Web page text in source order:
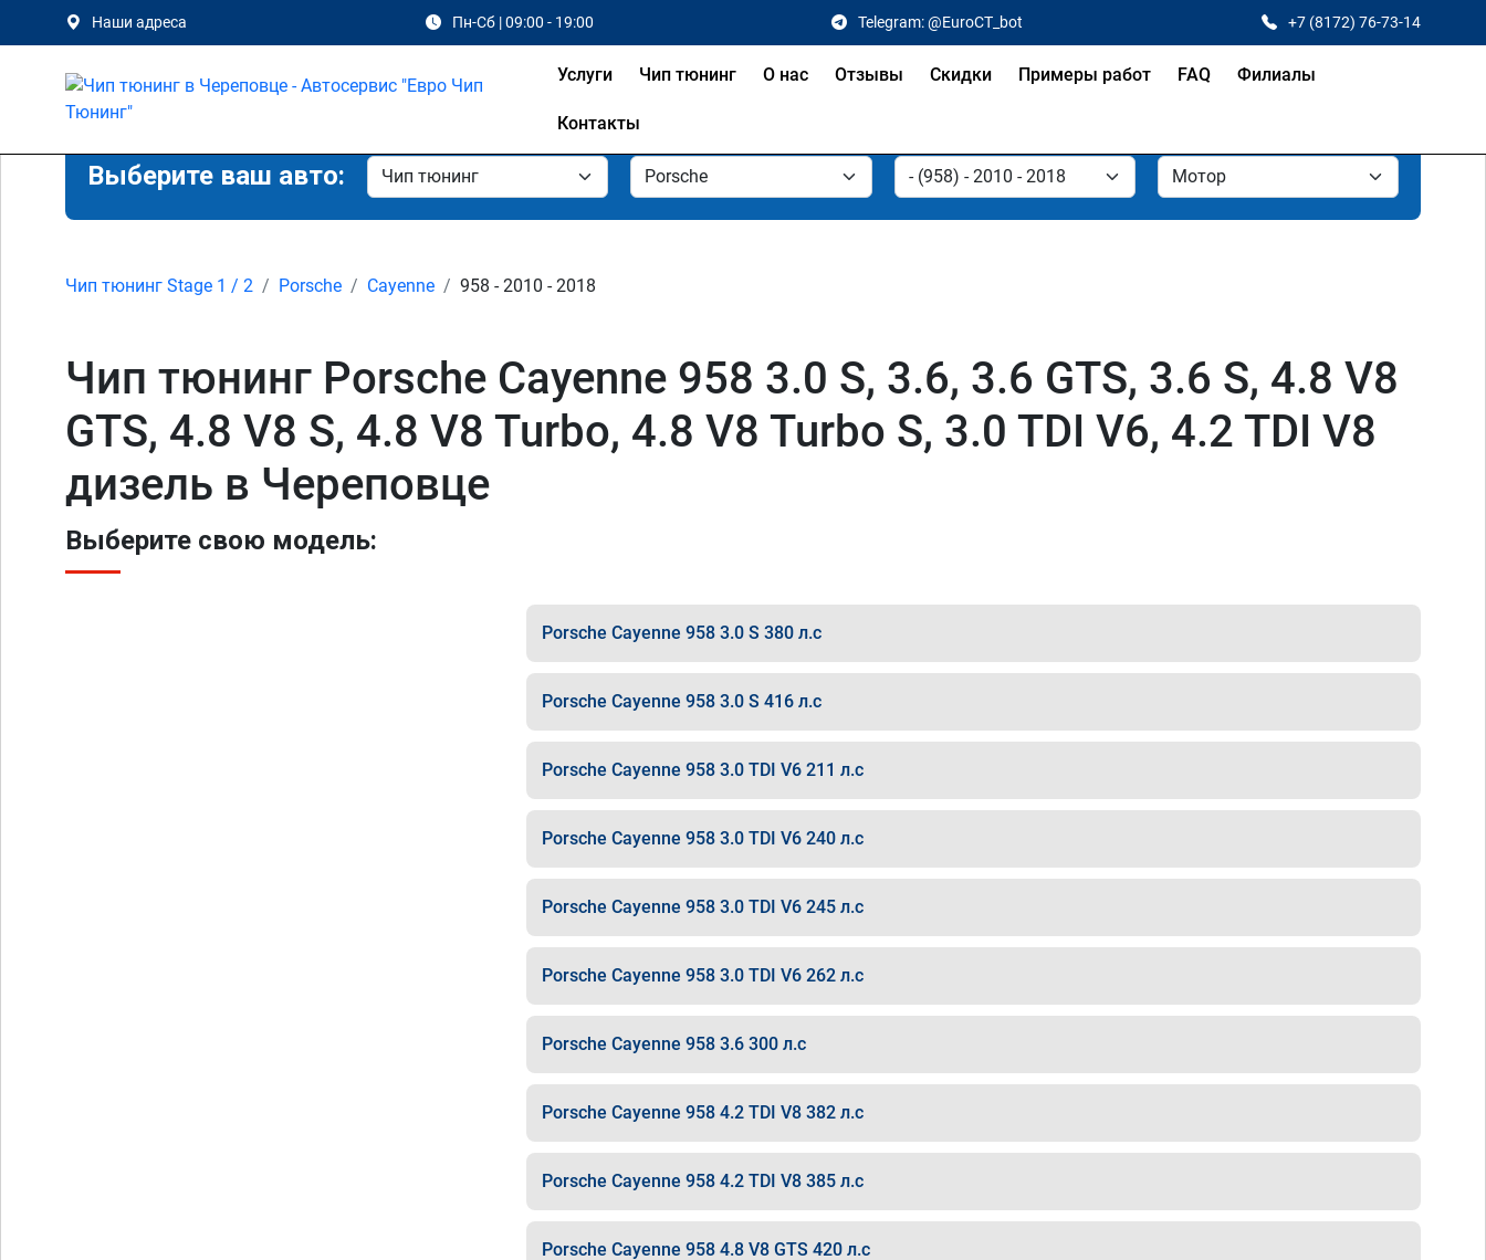
Наши адреса Пн-Сб | 09:00 - 19:00 Telegram: @EuroCT_bot +7 (8172) 76-73-14
Услуги Чип тюнинг О нас Отзывы Скидки Примеры работ FAQ Филиалы
Контакты
Выберите ваш авто:
Чип тюнинг Stage 1 / 2 Porsche Cayenne 958 - 2010 - 2018
Чип тюнинг Porsche Cayenne 958 3.0 S, 3.6, 3.6 GTS, 3.6 S, 4.8 V8
GTS, 4.8 V8 S, 4.8 V8 Turbo, 4.8 V8 Turbo S, 3.0 TDI V6, 4.2 TDI V8
дизель в Череповце
Выберите свою модель:
Porsche Cayenne 958 3.0 S 380 л.с
Porsche Cayenne 958 3.0 S 416 л.с
Porsche Cayenne 958 3.0 TDI V6 211 л.с
Porsche Cayenne 958 3.0 TDI V6 240 л.с
Porsche Cayenne 958 3.0 TDI V6 245 л.с
Porsche Cayenne 958 3.0 TDI V6 262 л.с
Porsche Cayenne 958 3.6 300 л.с
Porsche Cayenne 958 4.2 TDI V8 382 л.с
Porsche Cayenne 958 4.2 TDI V8 385 л.с
Porsche Cayenne 958 4.8 V8 GTS 420 л.с